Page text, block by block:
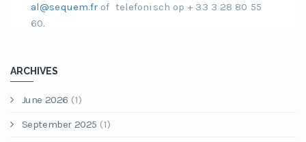
al@sequem.fr of telefonisch op + 33 3 28 80 55
60.
ARCHIVES
June 2026 (1)
September 2025 (1)